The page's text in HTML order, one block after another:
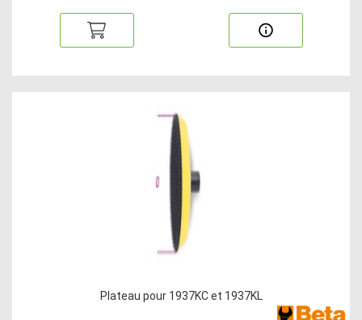
Plateau pour 1937KC et 1937KL